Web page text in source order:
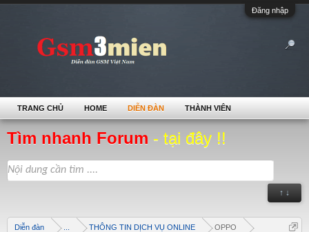
Đăng nhập
Tìm nhanh Forum - tại đây !!
↑ ↓
Diễn đàn THÔNG TIN DỊCH VỤ ONLINE OPPO
TRANG CHỦ HOME DIỄN ĐÀN THÀNH VIÊN